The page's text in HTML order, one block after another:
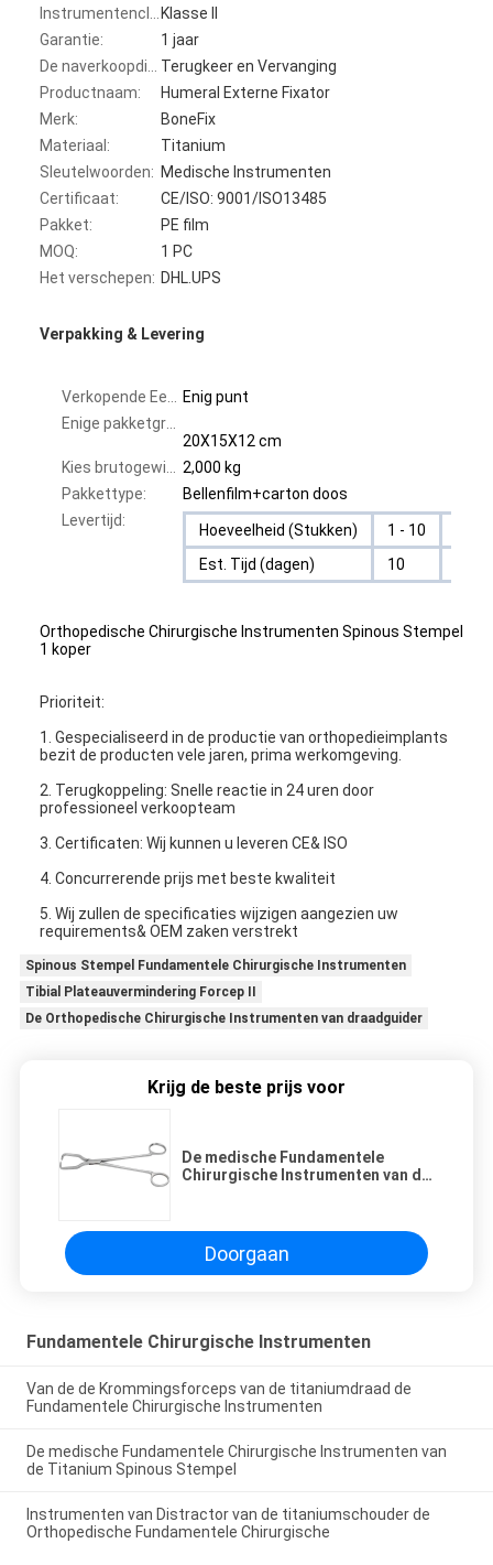
Instrumentenclassificatie: Klasse II
Garantie:
1 jaar
De naverkoopdienst: Terugkeer en Vervanging
Productnaam:
Humeral Externe Fixator
Merk:
BoneFix
Materiaal:
Titanium
Sleutelwoorden: Medische Instrumenten
Certificaat:
CE/ISO: 9001/ISO13485
Pakket:
PE film
MOQ:
1 PC
Het verschepen: DHL.UPS
Verpakking & Levering
Verkopende Eenheden: Enig punt
Enige pakketgrootte:
20X15X12 cm
Kies brutogewicht uit: 2,000 kg
Pakkettype:
Bellenfilm+carton doos
Levertijd:
Hoeveelheid (Stukken) 1 - 10
Est. Tijd (dagen)
10
Orthopedische Chirurgische Instrumenten Spinous Stempel
1 koper
Prioriteit:
1. Gespecialiseerd in de productie van orthopedieimplants
bezit de producten vele jaren, prima werkomgeving.
2. Terugkoppeling: Snelle reactie in 24 uren door
professioneel verkoopteam
3. Certificaten: Wij kunnen u leveren CE& ISO
4. Concurrerende prijs met beste kwaliteit
5. Wij zullen de specificaties wijzigen aangezien uw
requirements& OEM zaken verstrekt
Spinous Stempel Fundamentele Chirurgische Instrumenten
Tibial Plateauvermindering Forcep II
De Orthopedische Chirurgische Instrumenten van draadguider
Krijg de beste prijs voor
De medische Fundamentele
Chirurgische Instrumenten van de
Doorgaan
Fundamentele Chirurgische Instrumenten
Van de de Krommingsforceps van de titaniumdraad de
Fundamentele Chirurgische Instrumenten
De medische Fundamentele Chirurgische Instrumenten van
de Titanium Spinous Stempel
Instrumenten van Distractor van de titaniumschouder de
Orthopedische Fundamentele Chirurgische